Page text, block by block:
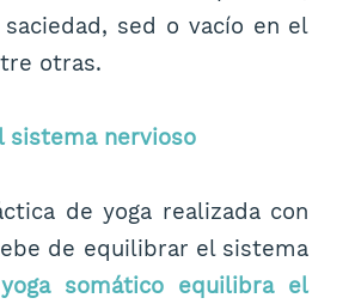
saciedad, sed o vacío en el
otras.
sistema nervioso
de yoga realizada con
de equilibrar el sistema
somático equilibra el